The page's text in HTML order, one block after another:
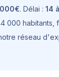
. Délai : 14
000 habitants
réseau